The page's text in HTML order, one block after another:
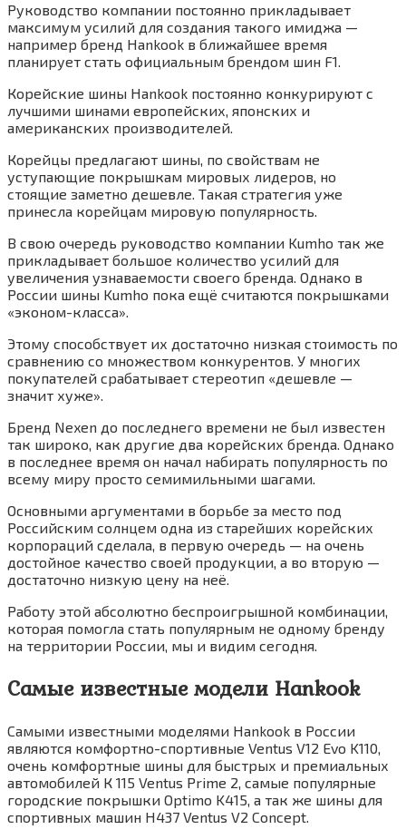
Руководство компании постоянно прикладывает
максимум усилий для создания такого имиджа —
например бренд Hankook в ближайшее время
планирует стать официальным брендом шин F1.
Корейские шины Hankook постоянно конкурируют с
лучшими шинами европейских, японских и
американских производителей.
Корейцы предлагают шины, по свойствам не
уступающие покрышкам мировых лидеров, но
стоящие заметно дешевле. Такая стратегия уже
принесла корейцам мировую популярность.
В свою очередь руководство компании Kumho так же
прикладывает большое количество усилий для
увеличения узнаваемости своего бренда. Однако в
России шины Kumho пока ещё считаются покрышками
«эконом-класса».
Этому способствует их достаточно низкая стоимость по
сравнению со множеством конкурентов. У многих
покупателей срабатывает стереотип «дешевле —
значит хуже».
Бренд Nexen до последнего времени не был известен
так широко, как другие два корейских бренда. Однако
в последнее время он начал набирать популярность по
всему миру просто семимильными шагами.
Основными аргументами в борьбе за место под
Российским солнцем одна из старейших корейских
корпораций сделала, в первую очередь — на очень
достойное качество своей продукции, а во вторую —
достаточно низкую цену на неё.
Работу этой абсолютно беспроигрышной комбинации,
которая помогла стать популярным не одному бренду
на территории России, мы и видим сегодня.
Самые известные модели Hankook
Самыми известными моделями Hankook в России
являются комфортно-спортивные Ventus V12 Evo K110,
очень комфортные шины для быстрых и премиальных
автомобилей К 115 Ventus Prime 2, самые популярные
городские покрышки Optimo K415, а так же шины для
спортивных машин H437 Ventus V2 Concept.